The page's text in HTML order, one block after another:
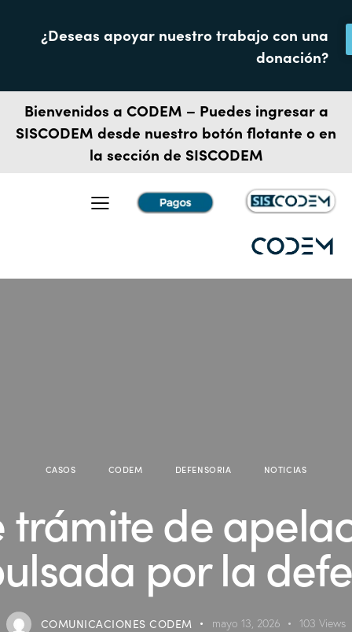
¿Deseas apoyar nuestro trabajo con una
donación?
Bienvenidos a CODEM – Puedes ingresar a
SISCODEM desde nuestro botón flotante o en
la sección de SISCODEM
CASOS CODEM DEFENSORIA NOTICIAS
trámite de
por la
COMUNICACIONES CODEM mayo 13, 2026 103 Views